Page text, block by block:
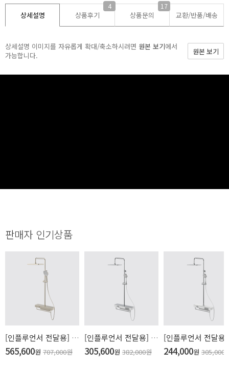
상세설명 상품후기
4
상품문의
17
교환/반품/배송
상세설명 이미지를 자유롭게 확대/축소하시려면 원본 보기에서
가능합니다.
원본 보기
판매자 인기상품
[인플루언서 전달용] 피아 프레스티지 3WAY 선반형 레인샤워수전(사틴)
565,600원 707,000원 %
[인플루언서 전달용] 피아 엑센트 3WAY 선반형 레인샤워수전
305,600원 382,000원 %
244,000원 305,000